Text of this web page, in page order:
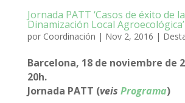
Jornada PATT ‘Casos de éxito de la
Dinamización Local Agroecológica’
por Coordinación | Nov 2, 2016 |
Barcelona, 18 de noviembre de
20h.
Jornada PATT (veis Programa)